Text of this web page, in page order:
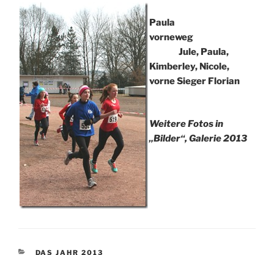
Paula
vorneweg
Jule, Paula,
Kimberley, Nicole,
vorne Sieger Florian
Weitere Fotos in
„Bilder“, Galerie 2013
KATEGORIEN
DAS JAHR 2013